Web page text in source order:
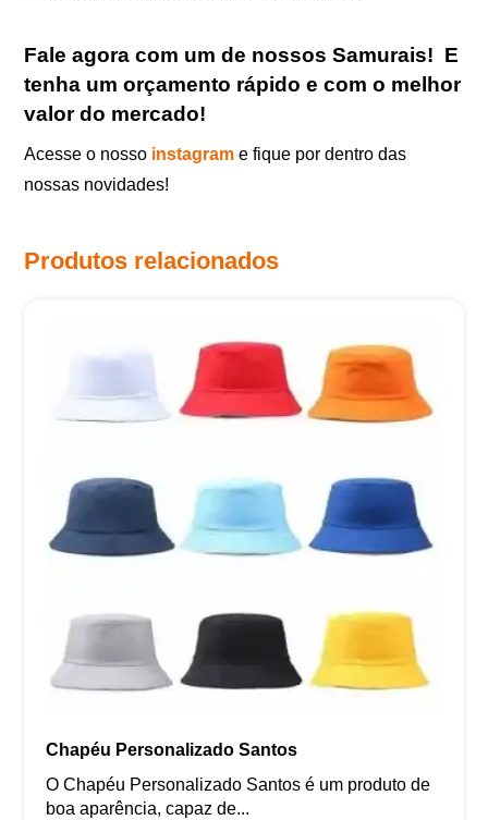
Fale agora com um de nossos Samurais! E
tenha um orçamento rápido e com o melhor
valor do mercado!
Acesse o nosso instagram e fique por dentro das
nossas novidades!
Produtos relacionados
Chapéu Personalizado Santos
O Chapéu Personalizado Santos é um produto de
boa aparência, capaz de...